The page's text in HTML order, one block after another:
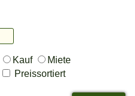
Kauf
Miete
Preissortiert